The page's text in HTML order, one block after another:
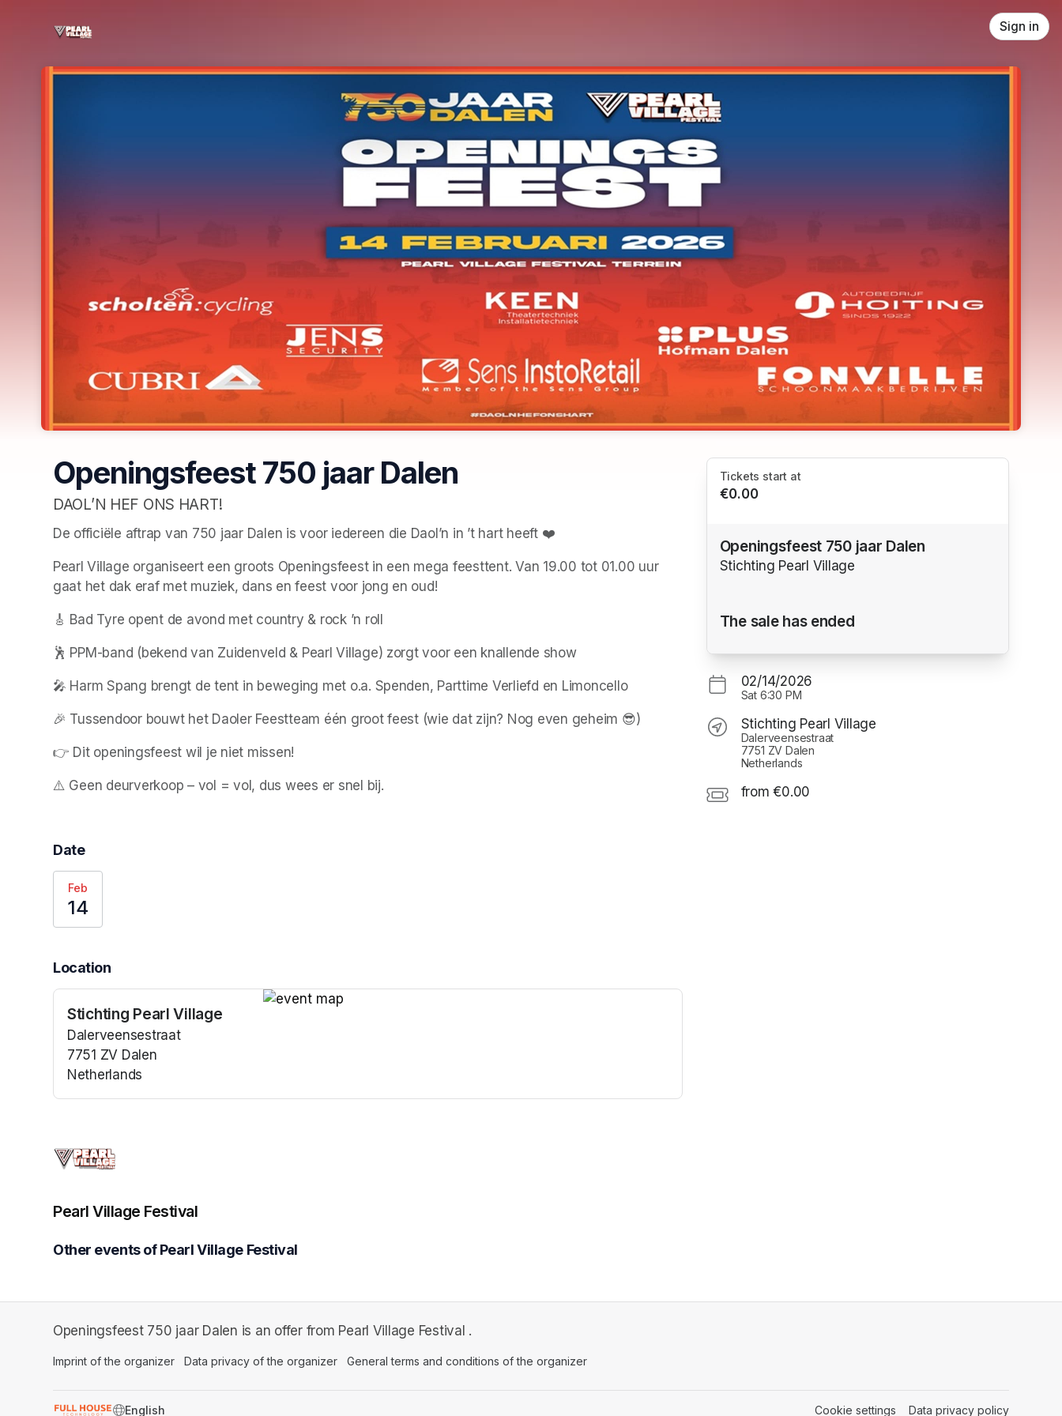
Sign in
Openingsfeest 750 jaar Dalen
DAOL’N HEF ONS HART!
De officiële aftrap van 750 jaar Dalen is voor iedereen die Daol’n in ’t hart heeft ❤️
Pearl Village organiseert een groots Openingsfeest in een mega feesttent. Van 19.00 tot 01.00 uur
gaat het dak eraf met muziek, dans en feest voor jong en oud!
🎸 Bad Tyre opent de avond met country & rock ’n roll
🕺 PPM-band (bekend van Zuidenveld & Pearl Village) zorgt voor een knallende show
🎤 Harm Spang brengt de tent in beweging met o.a. Spenden, Parttime Verliefd en Limoncello
🎉 Tussendoor bouwt het Daoler Feestteam één groot feest (wie dat zijn? Nog even geheim 😎)
👉 Dit openingsfeest wil je niet missen!
⚠️ Geen deurverkoop – vol = vol, dus wees er snel bij.
Date
Feb
14
Location
Stichting Pearl Village
Dalerveensestraat
7751 ZV Dalen
Netherlands
(opens in a new tab)
Tickets start at
€0.00
Openingsfeest 750 jaar Dalen
Stichting Pearl Village
The sale has ended
02/14/2026
Sat 6:30 PM
Stichting Pearl Village
Dalerveensestraat
7751 ZV Dalen
Netherlands
from €0.00
Pearl Village Festival
Other events of Pearl Village Festival
Openingsfeest 750 jaar Dalen is an offer from Pearl Village Festival .
Imprint of the organizer (opens in a new tab)
Data privacy of the organizer (opens in a new tab)
General terms and conditions of the organizer
Cookie settings (opens in a new tab)
Data privacy policy(opens in